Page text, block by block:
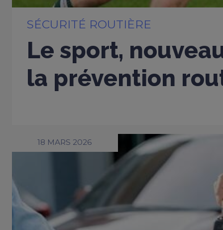
SÉCURITÉ ROUTIÈRE
Le sport,
la prévention
18 MARS 2026